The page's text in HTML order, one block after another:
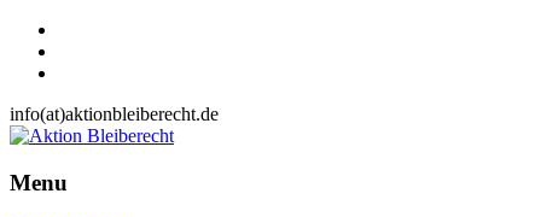
info(at)aktionbleiberecht.de
Menu